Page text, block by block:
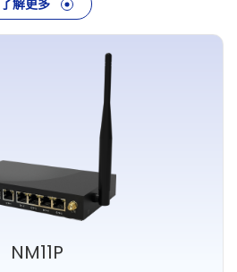
了解更多
NM11P